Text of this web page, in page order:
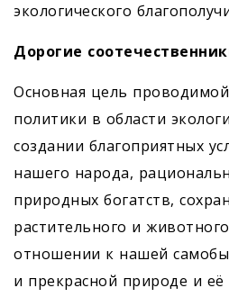
экологического
Дорогие
Основная цель проводимой
политики в области
создании благоприятных
нашего народа,
природных богатств,
растительного и
отношении к нашей
и прекрасной природе и её